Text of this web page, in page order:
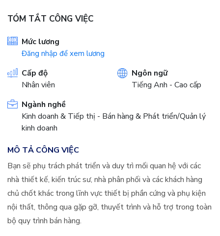
TÓM TẮT CÔNG VIỆC
Mức lương
Đăng nhập để xem lương
Cấp độ
Nhân viên
Ngôn ngữ
Tiếng Anh - Cao cấp
Ngành nghề
Kinh doanh & Tiếp thị - Bán hàng & Phát triển/Quản lý
kinh doanh
MÔ TẢ CÔNG VIỆC
Bạn sẽ phụ trách phát triển và duy trì mối quan hệ với các
nhà thiết kế, kiến trúc sư, nhà phân phối và các khách hàng
chủ chốt khác trong lĩnh vực thiết bị phần cứng và phụ kiện
nội thất, thông qua gặp gỡ, thuyết trình và hỗ trợ trong toàn
bộ quy trình bán hàng.